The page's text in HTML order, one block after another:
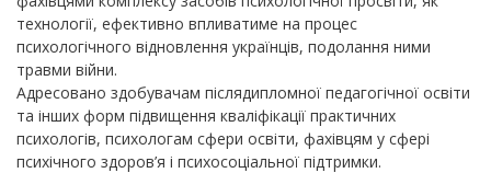
технології, ефективно впливатиме на процес
психологічного відновлення українців, подолання ними
травми війни.
Адресовано здобувачам післядипломної педагогічної освіти
та інших форм підвищення кваліфікації практичних
психологів, психологам сфери освіти, фахівцям у сфері
психічного здоров’я і психосоціальної підтримки.